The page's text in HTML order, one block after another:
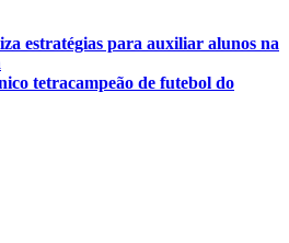
estratégias para auxiliar alunos na
tetracampeão de futebol do